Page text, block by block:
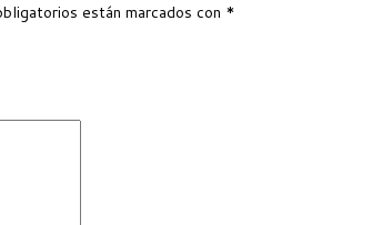
están marcados con *